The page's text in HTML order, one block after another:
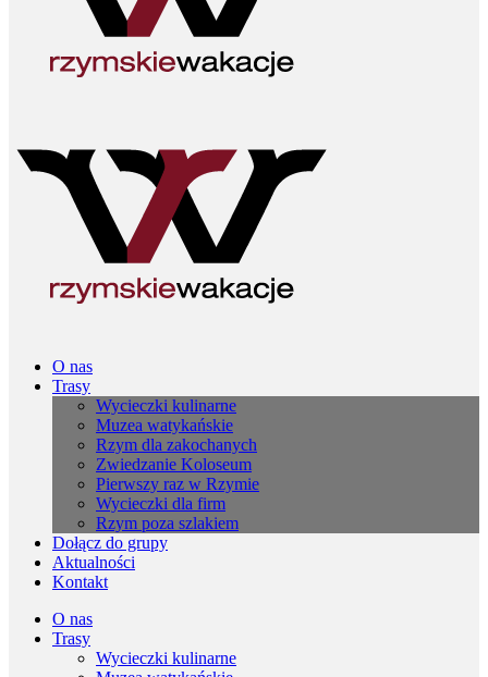
O nas
Trasy
Wycieczki kulinarne
Muzea watykańskie
Rzym dla zakochanych
Zwiedzanie Koloseum
Pierwszy raz w Rzymie
Wycieczki dla firm
Rzym poza szlakiem
Dołącz do grupy
Aktualności
Kontakt
O nas
Trasy
Wycieczki kulinarne